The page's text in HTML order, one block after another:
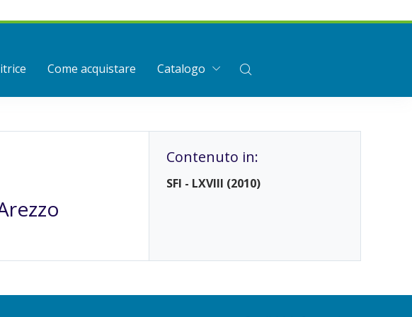
Come acquistare Catalogo
Contenuto in:
SFI - LXVIII (2010)